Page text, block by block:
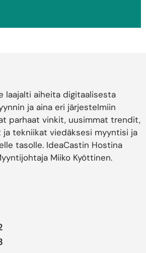
laajalti aiheita digitaalisesta
ja aina eri järjestelmiin
parhaat vinkit, uusimmat trendit,
tekniikat viedäksesi myyntisi ja
tasolle. IdeaCastin Hostina
Miiko Kyöttinen.